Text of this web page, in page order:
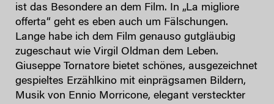
ist das Besondere an dem Film. In „La migliore
offerta“ geht es eben auch um Fälschungen.
Lange habe ich dem Film genauso gutgläubig
zugeschaut wie Virgil Oldman dem Leben.
Giuseppe Tornatore bietet schönes, ausgezeichnet
gespieltes Erzählkino mit einprägsamen Bildern,
Musik von Ennio Morricone, elegant versteckter